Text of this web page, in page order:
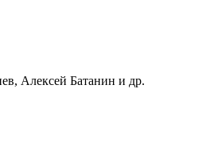
Алексей Батанин и др.